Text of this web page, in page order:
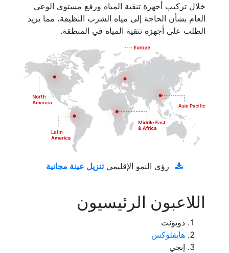
خلال تركيب أجهزة تنقية المياه ورفع مستوى الوعي
العام بشأن الحاجة إلى مياه الشرب النظيفة، مما يزيد
الطلب على أجهزة تنقية المياه في المنطقة.
رؤى النمو الإقليمي
اللاعبون الرئيسيون
دوبونت
هايفلوكس
إنجي